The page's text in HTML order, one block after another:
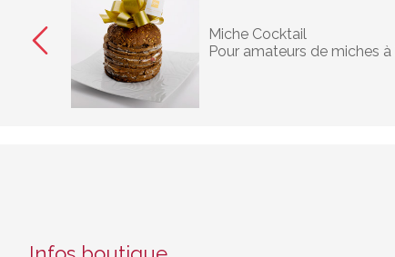
Miche Cocktail
Pour amateurs de miches